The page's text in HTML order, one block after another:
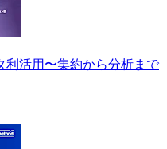
利活用〜集約から分析まで